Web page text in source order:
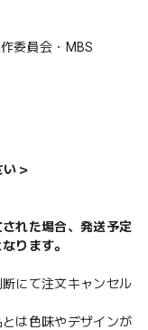
委員会・MBS
い＞
れた場合、発送予定
ります。
にて注文キャンセル
は色味やデザインが